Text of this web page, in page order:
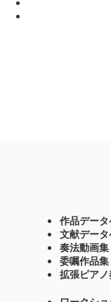
作品デー
文献デー
奏法動画集
委嘱作品集
拡張ピア